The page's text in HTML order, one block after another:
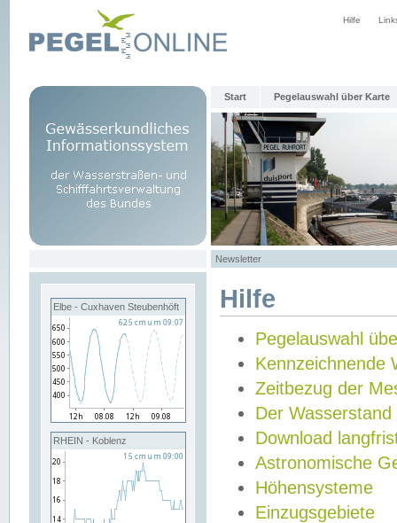
Hilfe
Start Pegelauswahl über Karte
Newsletter
Elbe - Cuxhaven Steubenhöft
RHEIN - Koblenz
Hilfe
Pegelauswahl
Kennzeichnende
Zeitbezug der
Der Wasserstand
Download
Astronomische
Höhensysteme
Einzugsgebiete